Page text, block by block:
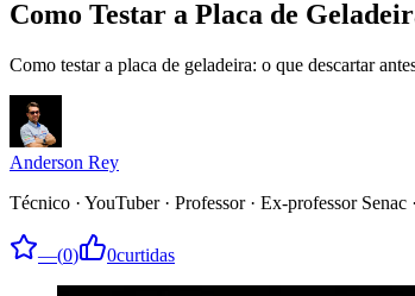
Como Testar a Placa de
Como testar a placa de geladeira: o que descartar
Anderson Rey
Técnico · YouTuber · Professor · Ex-professor Senac ·
—(0) 0curtidas